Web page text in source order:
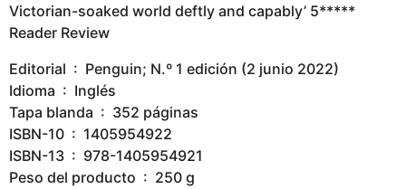
Victorian-soaked world deftly and capably’ 5*****
Reader Review
Editorial ‏ : ‎ Penguin; N.º 1 edición (2 junio 2022)
Idioma ‏ : ‎ Inglés
Tapa blanda ‏ : ‎ 352 páginas
ISBN-10 ‏ : ‎ 1405954922
ISBN-13 ‏ : ‎ 978-1405954921
Peso del producto ‏ : ‎ 250 g